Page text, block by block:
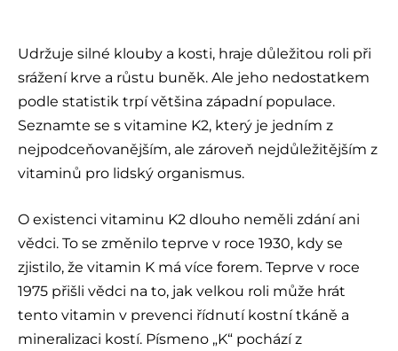
Udržuje silné klouby a kosti, hraje důležitou roli při
srážení krve a růstu buněk. Ale jeho nedostatkem
podle statistik trpí většina západní populace.
Seznamte se s vitamine K2, který je jedním z
nejpodceňovanějším, ale zároveň nejdůležitějším z
vitaminů pro lidský organismus.
O existenci vitaminu K2 dlouho neměli zdání ani
vědci. To se změnilo teprve v roce 1930, kdy se
zjistilo, že vitamin K má více forem. Teprve v roce
1975 přišli vědci na to, jak velkou roli může hrát
tento vitamin v prevenci řídnutí kostní tkáně a
mineralizaci kostí. Písmeno „K“ pochází z